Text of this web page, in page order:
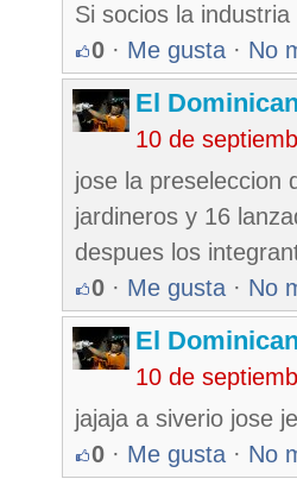
Si socios la
0 · Me gusta · No
El
10 de
jose la preseleccion
jardineros y 16
despues los
0 · Me gusta · No
El
10 de
jajaja a siverio jose
0 · Me gusta · No